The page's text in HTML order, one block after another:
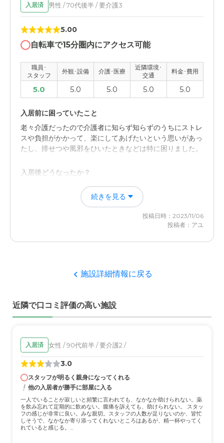
介護医療サービスについて
サービスを受けていはいませんが説明を受けて全体的にわ
かりやすく利用しやすいと感じました
立地がよく今回見学をさせていただきました。交通の面で
もアクセスはしやすいと思います。
全体的に安いというわけではありませんが、利用するこち
らとしては妥当だと思います。
入居済 男性 / 70代後半 / 要介護3
5.00
自転車で15分圏内にアクセス可能
職員･
スタッフ
外観･設備 介護･医療
近隣環境･
交通
料金･費用
5.0 5.0 5.0 5.0 5.0
入居前に困っていたこと
老々介護だったので介護者に知らず知らずのうちにストレ
スや負担がかかって、楽にしてあげたいという思いがあっ
たし、排せつや風邪をひいたときなどは特に困りました。
入居後どうなったか？
介護者の負担が減ったし家から近くの立地だったので好き
なときに面会にいけて健康状態もまめに把握できたのでお
おむね良かったと思います。
職員・スタッフ・他入居者の雰囲気について
居させて良かったなと思いました。
落ち着いた環境の中に建てられているので何となく安心感
があり、設備も充実していた印象を受けました。
介護医療サービスについて
コミュニケーションがうまくとりずらい入居者を上手に介
護していく姿には頭が下がりました。
近隣環境や交通アクセスについて
続きを見る
投稿日時：2023/11/06
投稿者：アユ
施設詳細情報に戻る
近隣で口コミ評価の高い施設
入居済 女性 / 90代前半 / 要介護2 /
3.0
スタッフが明るく親身になってくれる
他の入居者が勝手に部屋に入る
一人でいることが寂しいと頻繁に言われても、なかなか助けられない。薬
を飲み忘れて定期的に飲めない。腹痛を訴えても、助けられない。 スタッ
フの感じが非常に良い。みな親切。スタッフの人数が足りないのか、皆忙
しそうで、なかなか寄り添ってくれないところはあるが、精一杯やってく
れていると感じる。...